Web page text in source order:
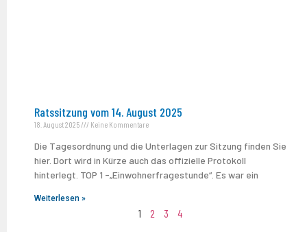
Ratssitzung vom 14. August 2025
18. August 2025 Keine Kommentare
Die Tagesordnung und die Unterlagen zur Sitzung finden Sie
hier. Dort wird in Kürze auch das offizielle Protokoll
hinterlegt. TOP 1 -„Einwohnerfragestunde“. Es war ein
Weiterlesen »
1 2 3 4